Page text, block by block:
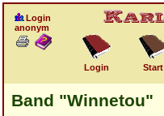
Login
anonym
Login Start
Band "Winnetou"